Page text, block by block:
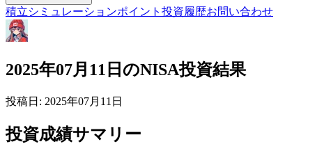
積立シミュレーションポイント投資履歴お問い合わせ
2025年07月11日のNISA投資結果
投稿日: 2025年07月11日
投資成績サマリー